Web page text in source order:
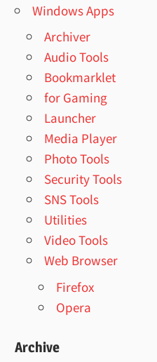
Windows Apps
Archiver
Audio Tools
Bookmarklet
for Gaming
Launcher
Media Player
Photo Tools
Security Tools
SNS Tools
Utilities
Video Tools
Web Browser
Firefox
Opera
Archive